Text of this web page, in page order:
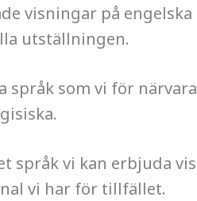
visningar på
utställningen.
språk som vi för
språk vi kan erbjuda
vi har för tillfället.